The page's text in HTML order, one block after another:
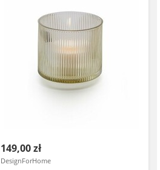
149,00 zł
DesignForHome